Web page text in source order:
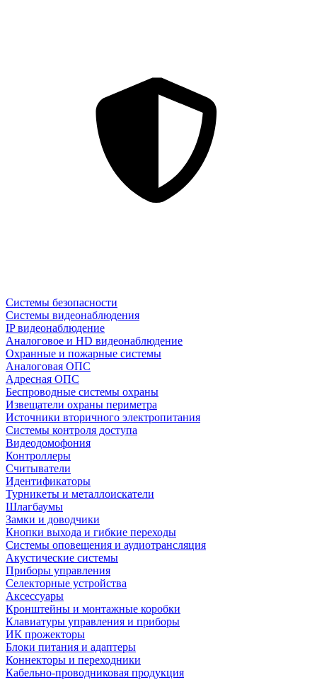
Системы безопасности
Системы видеонаблюдения
IP видеонаблюдение
Аналоговое и HD видеонаблюдение
Охранные и пожарные системы
Аналоговая ОПС
Адресная ОПС
Беспроводные системы охраны
Извещатели охраны периметра
Источники вторичного электропитания
Системы контроля доступа
Видеодомофония
Контроллеры
Считыватели
Идентификаторы
Турникеты и металлоискатели
Шлагбаумы
Замки и доводчики
Кнопки выхода и гибкие переходы
Системы оповещения и аудиотрансляция
Акустические системы
Приборы управления
Селекторные устройства
Аксессуары
Кронштейны и монтажные коробки
Клавиатуры управления и приборы
ИК прожекторы
Блоки питания и адаптеры
Коннекторы и переходники
Кабельно-проводниковая продукция